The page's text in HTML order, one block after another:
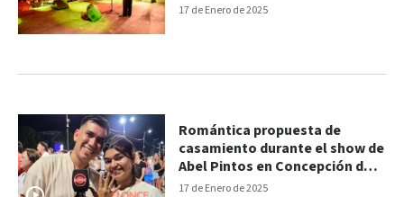
17 de Enero de 2025
17 de Enero de 2025
Romántica propuesta de
casamiento durante el show de
Abel Pintos en Concepción del
Uruguay